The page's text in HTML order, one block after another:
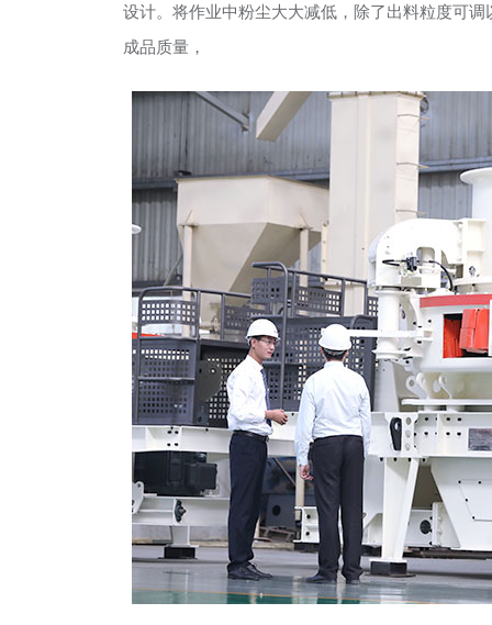
设计。将作业中粉尘大大减低，除了出料粒度可
成品质量，